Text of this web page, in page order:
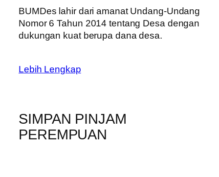
BUMDes lahir dari amanat Undang-Undang
Nomor 6 Tahun 2014 tentang Desa dengan
dukungan kuat berupa dana desa.
Lebih Lengkap
SIMPAN PINJAM
PEREMPUAN